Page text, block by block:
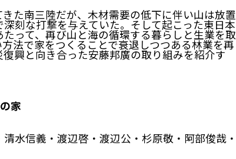
た南三陸だが、木材需要の低下に伴い山は放置
刻な打撃を与えていた。そして起こった東日本
って、再び山と海の循環する暮らしと生業を取
法で家をつくることで衰退しつつある林業を再
興と向き合った安藤邦廣の取り組みを紹介す
家
水信義・渡辺啓・渡辺公・杉原敬・阿部俊哉・